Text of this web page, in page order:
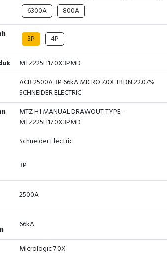
6300A
800A
3P 4P
MTZ225H17.0X3PMD
ACB 2500A 3P 66kA MICRO 7.0X TKDN 22.07%
SCHNEIDER ELECTRIC
MTZ H1 MANUAL DRAWOUT TYPE -
MTZ225H17.0X3PMD
Schneider Electric
3P
2500A
66kA
Micrologic 7.0X